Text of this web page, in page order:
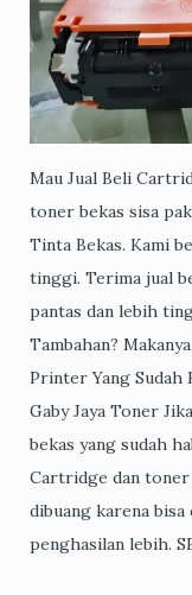
Mau Jual Beli
toner bekas sisa
Tinta Bekas. Kami
tinggi. Terima jual
pantas dan lebih
Tambahan?
Printer Yang Sudah
Gaby Jaya Toner
bekas yang sudah
Cartridge dan toner
dibuang karena bisa
penghasilan lebih.